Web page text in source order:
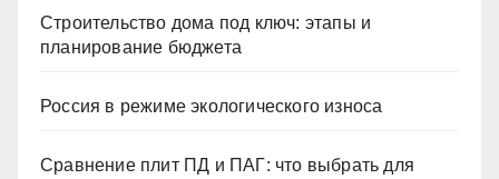
Строительство дома под ключ: этапы и
планирование бюджета
Россия в режиме экологического износа
Сравнение плит ПД и ПАГ: что выбрать для